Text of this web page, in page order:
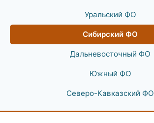
Уральский ФО
Сибирский ФО
Дальневосточный ФО
Южный ФО
Северо-Кавказский ФО